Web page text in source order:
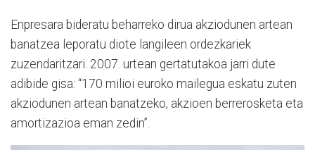
Enpresara bideratu beharreko dirua akziodunen artean
banatzea leporatu diote langileen ordezkariek
zuzendaritzari. 2007. urtean gertatutakoa jarri dute
adibide gisa: “170 milioi euroko mailegua eskatu zuten
akziodunen artean banatzeko, akzioen berrerosketa eta
amortizazioa eman zedin”.